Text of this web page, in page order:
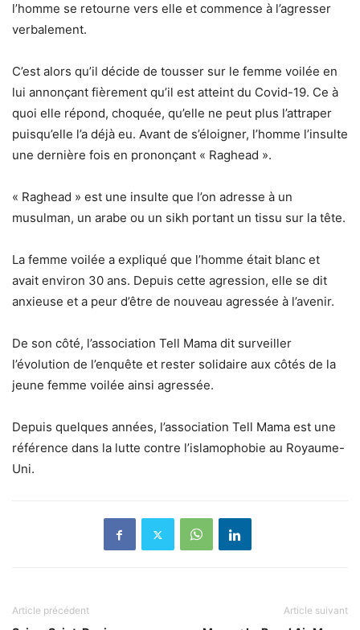
l’homme se retourne vers elle et commence à l’agresser
verbalement.
C’est alors qu’il décide de tousser sur le femme voilée en
lui annonçant fièrement qu’il est atteint du Covid-19. Ce à
quoi elle répond, choquée, qu’elle ne peut plus l’attraper
puisqu’elle l’a déjà eu. Avant de s’éloigner, l’homme l’insulte
une dernière fois en prononçant « Raghead ».
« Raghead » est une insulte que l’on adresse à un
musulman, un arabe ou un sikh portant un tissu sur la tête.
La femme voilée a expliqué que l’homme était blanc et
avait environ 30 ans. Depuis cette agression, elle se dit
anxieuse et a peur d’être de nouveau agressée à l’avenir.
De son côté, l’association Tell Mama dit surveiller
l’évolution de l’enquête et rester solidaire aux côtés de la
jeune femme voilée ainsi agressée.
Depuis quelques années, l’association Tell Mama est une
référence dans la lutte contre l’islamophobie au Royaume-
Uni.
Article précédent Article suivant